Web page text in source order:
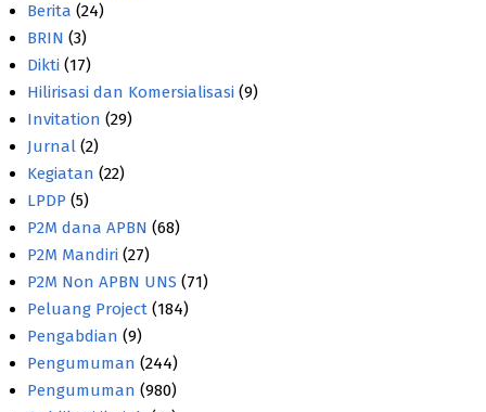
Berita (24)
BRIN (3)
Dikti (17)
Hilirisasi dan Komersialisasi (9)
Invitation (29)
Jurnal (2)
Kegiatan (22)
LPDP (5)
P2M dana APBN (68)
P2M Mandiri (27)
P2M Non APBN UNS (71)
Peluang Project (184)
Pengabdian (9)
Pengumuman (244)
Pengumuman (980)